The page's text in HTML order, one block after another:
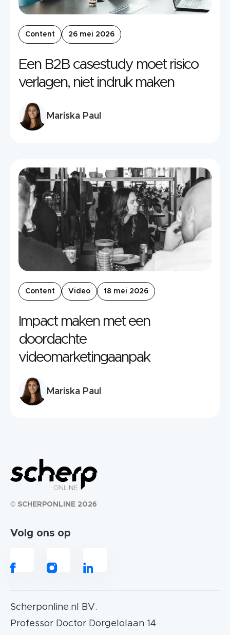
Content 26 mei 2026
Een B2B casestudy moet risico
verlagen, niet indruk maken
Mariska Paul
Content Video 18 mei 2026
Impact maken met een
doordachte
videomarketingaanpak
Mariska Paul
© SCHERPONLINE 2026
Volg ons op
Scherponline.nl BV.
Professor Doctor Dorgelolaan 14